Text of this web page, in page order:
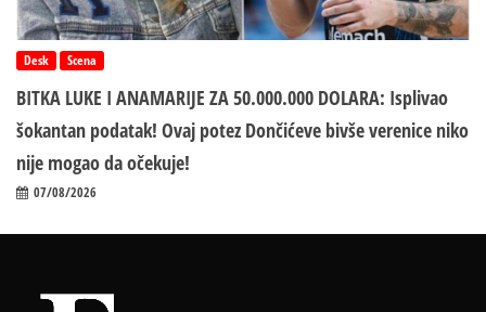
Desk Scena
BITKA LUKE I ANAMARIJE ZA 50.000.000 DOLARA: Isplivao
šokantan podatak! Ovaj potez Dončićeve bivše verenice niko
nije mogao da očekuje!
07/08/2026